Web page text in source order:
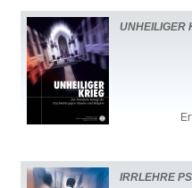
UNHEILIGER
IRRLEHRE